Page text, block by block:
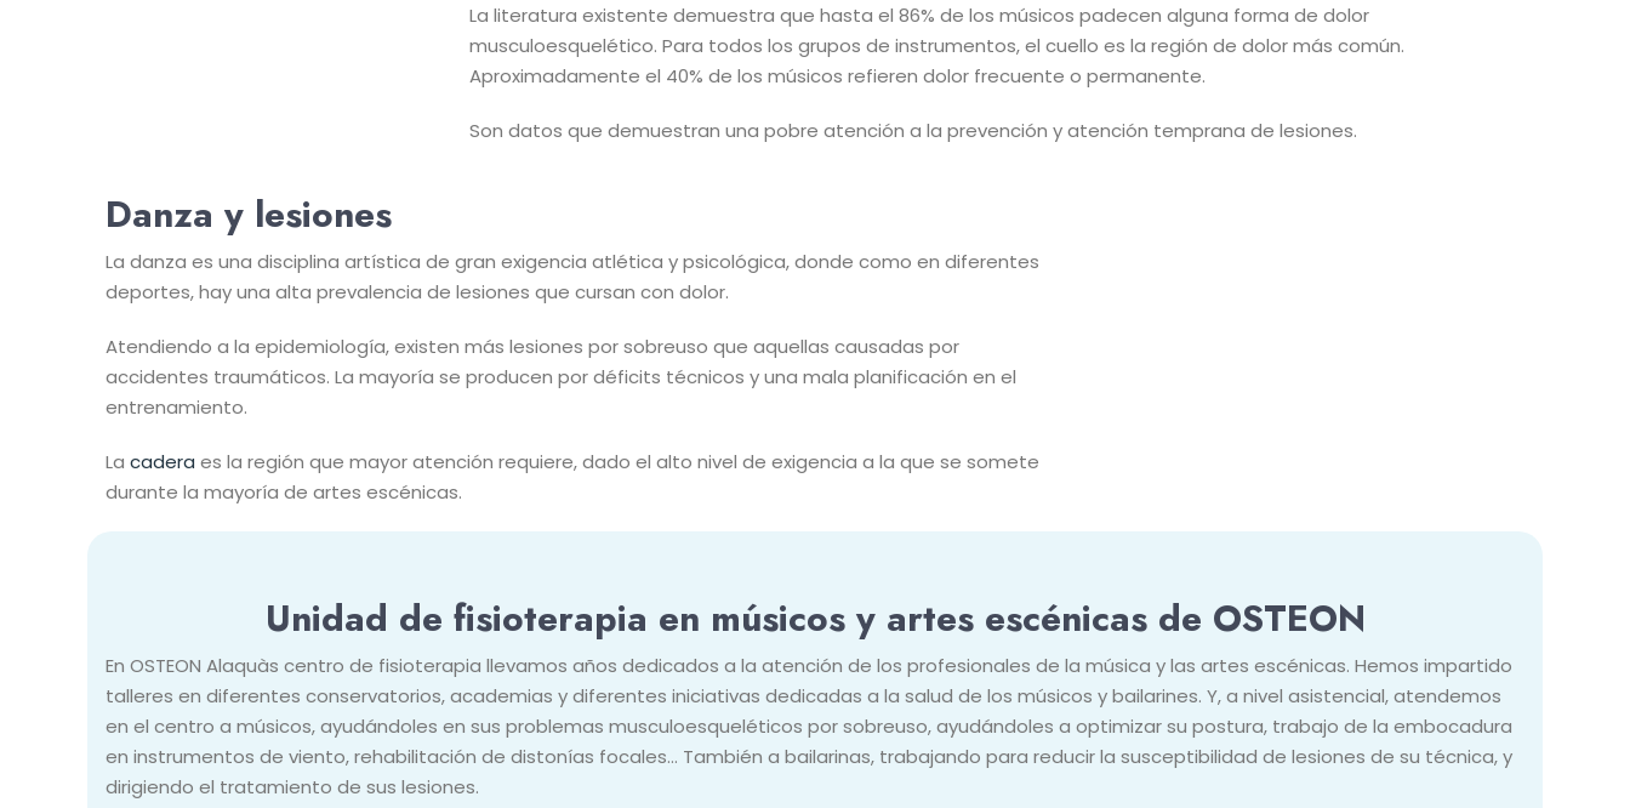
La literatura existente demuestra que hasta el 86% de los músicos padecen alguna forma de dolor
musculoesquelético. Para todos los grupos de instrumentos, el cuello es la región de dolor más común.
Aproximadamente el 40% de los músicos refieren dolor frecuente o permanente.
Son datos que demuestran una pobre atención a la prevención y atención temprana de lesiones.
Danza y lesiones
La danza es una disciplina artística de gran exigencia atlética y psicológica, donde como en diferentes
deportes, hay una alta prevalencia de lesiones que cursan con dolor.
Atendiendo a la epidemiología, existen más lesiones por sobreuso que aquellas causadas por
accidentes traumáticos. La mayoría se producen por déficits técnicos y una mala planificación en el
entrenamiento.
La cadera es la región que mayor atención requiere, dado el alto nivel de exigencia a la que se somete
durante la mayoría de artes escénicas.
Unidad de fisioterapia en músicos y artes escénicas de OSTEON
En OSTEON Alaquàs centro de fisioterapia llevamos años dedicados a la atención de los profesionales de la música y las artes escénicas. Hemos impartido
talleres en diferentes conservatorios, academias y diferentes iniciativas dedicadas a la salud de los músicos y bailarines. Y, a nivel asistencial, atendemos
en el centro a músicos, ayudándoles en sus problemas musculoesqueléticos por sobreuso, ayudándoles a optimizar su postura, trabajo de la embocadura
en instrumentos de viento, rehabilitación de distonías focales… También a bailarinas, trabajando para reducir la susceptibilidad de lesiones de su técnica, y
dirigiendo el tratamiento de sus lesiones.